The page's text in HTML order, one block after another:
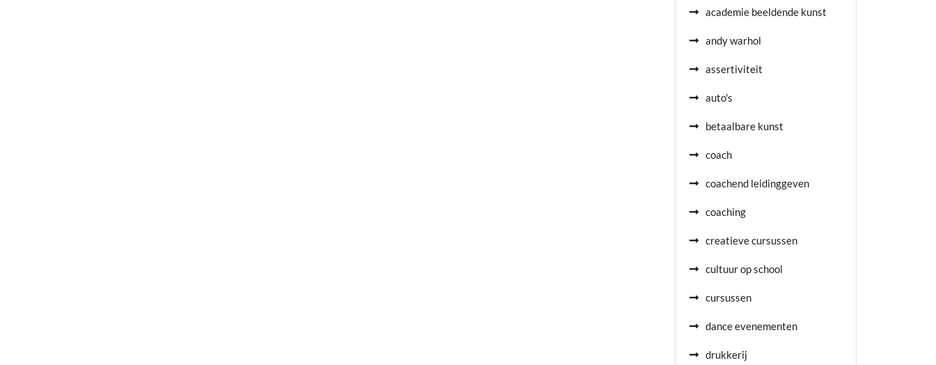
academie beeldende kunst
andy warhol
assertiviteit
auto's
betaalbare kunst
coach
coachend leidinggeven
coaching
creatieve cursussen
cultuur op school
cursussen
dance evenementen
drukkerij